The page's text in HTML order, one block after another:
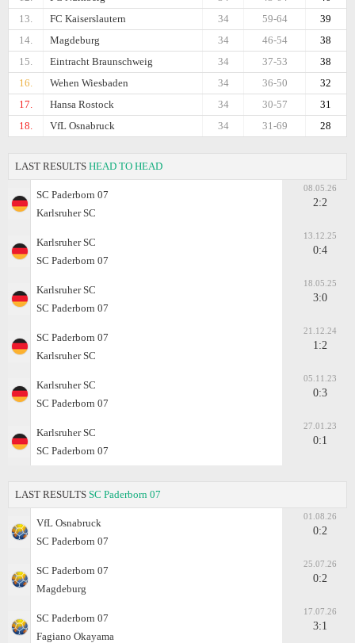
13.
FC Kaiserslautern 39
59-64
34
14.
Magdeburg 38
46-54
34
15.
Eintracht Braunschweig 38
37-53
34
16.
Wehen Wiesbaden 32
36-50
34
17.
Hansa Rostock 31
30-57
34
18.
VfL Osnabruck 28
31-69
34
LAST RESULTS HEAD TO HEAD
SC Paderborn 07
Karlsruher SC
08.05.26
2:2
Karlsruher SC
SC Paderborn 07
13.12.25
0:4
Karlsruher SC
SC Paderborn 07
18.05.25
3:0
SC Paderborn 07
Karlsruher SC
21.12.24
1:2
Karlsruher SC
SC Paderborn 07
05.11.23
0:3
Karlsruher SC
SC Paderborn 07
27.01.23
0:1
LAST RESULTS SC Paderborn 07
VfL Osnabruck
SC Paderborn 07
01.08.26
0:2
SC Paderborn 07
Magdeburg
25.07.26
0:2
SC Paderborn 07
Fagiano Okayama
17.07.26
3:1